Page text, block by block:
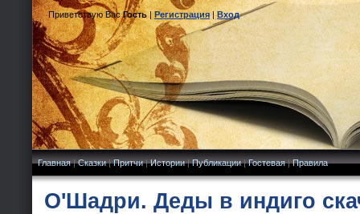
Приветствую Вас Гость|Регистрация|Вход
Главная|Сказки|Притчи|Истории|Публикации|Гостевая|Правила
О'Шадри. Деды в индиго